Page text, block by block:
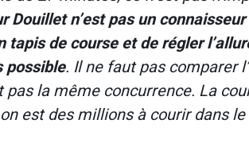
Douillet n’est pas un
tapis de course et de régler
possible. Il ne faut pas comparer
pas la même concurrence. La
est des millions à courir dans le